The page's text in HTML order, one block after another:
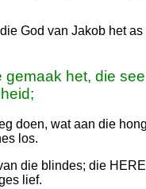
God van Jakob het
gemaak het, die
doen, wat aan die
los.
die blindes; die
lief.